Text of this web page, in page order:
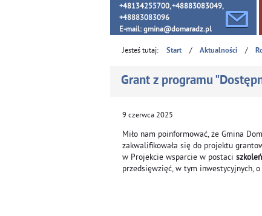
+48134255700, +48883083049,
+48883083096
E-mail: gmina@domaradz.pl
Jesteś tutaj: Start / Aktualności /
Grant z programu
9 czerwca 2025
Miło nam poinformować, że Gmina
zakwalifikowała się do projektu
w Projekcie wsparcie w postaci
przedsięwzięć, w tym inwestycyjnych,